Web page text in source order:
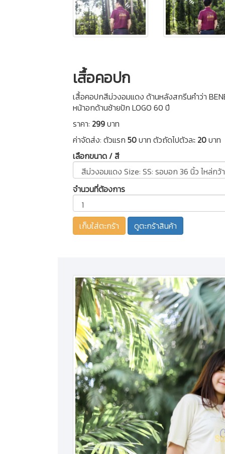
เสื้อคอปก
เสื้อคอปกสีม่วงอมแดง ด้านหลังสกรีนคำว่า
หน้าอกด้านซ้ายปัก LOGO 60 ปี
ราคา: 299บาท
ค่าจัดส่ง: ตัวแรก 50บาท ตัวถัดไปตัวละ 20บาท
เลือกขนาด / สี
จำนวนที่ต้องการ
ดูตะกร้าสินค้า